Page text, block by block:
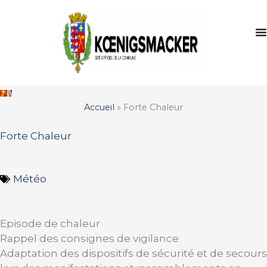
Accueil » Forte Chaleur
Forte Chaleur
Météo
Episode de chaleur
Rappel des consignes de vigilance
Adaptation des dispositifs de sécurité et de secours